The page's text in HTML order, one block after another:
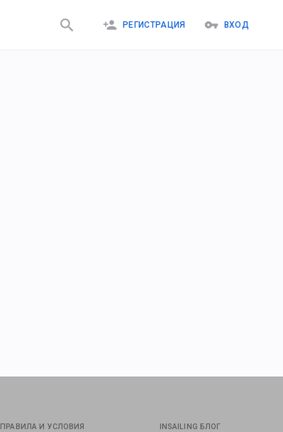
РЕГИСТРАЦИЯ ВХОД
ПРАВИЛА И УСЛОВИЯ INSAILING БЛОГ